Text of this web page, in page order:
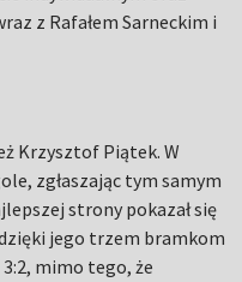
z Rafałem Sarneckim i
Krzysztof Piątek. W
zgłaszając tym samym
strony pokazał się
jego trzem bramkom
mimo tego, że